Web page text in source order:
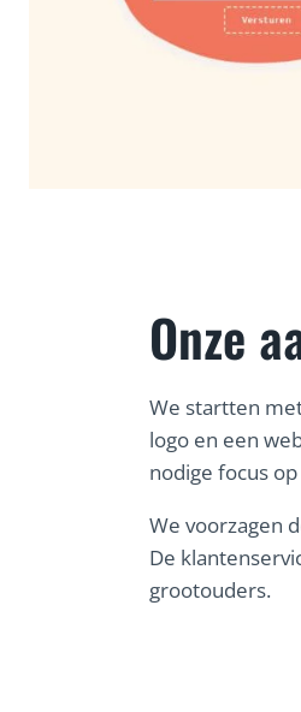
Onze
We startten
logo en een
nodige focus
We voorzagen
De
grootouders.